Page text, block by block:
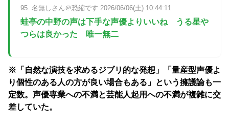
95. 名無しさん＠恐縮です 2026/06/06(土) 10:44:11
蛙亭の中野の声は下手な声優よりいいね うる星や
つらは良かった 唯一無二
※「自然な演技を求めるジブリ的な発想」「量産型声優よ
り個性のある人の方が良い場合もある」という擁護論も一
定数。声優専業への不満と芸能人起用への不満が複雑に交
差していた。